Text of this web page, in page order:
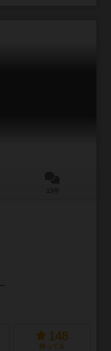
148
持ってる